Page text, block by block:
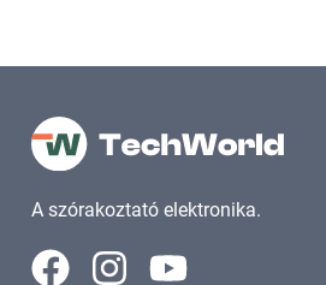
A szórakoztató elektronika.